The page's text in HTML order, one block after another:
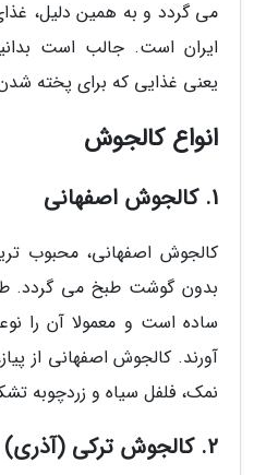
می گردد و به همین دلیل،
ایران است. جالب است
یعنی غذایی که برای پخته
انواع کالجوش
1. کالجوش اصفهانی
کالجوش اصفهانی، محبوب
بدون گوشت طبخ می گردد.
ساده است و معمولا آن را
آورند. کالجوش اصفهانی از
نمک، فلفل سیاه و زردچوبه
2. کالجوش ترکی (آذری)